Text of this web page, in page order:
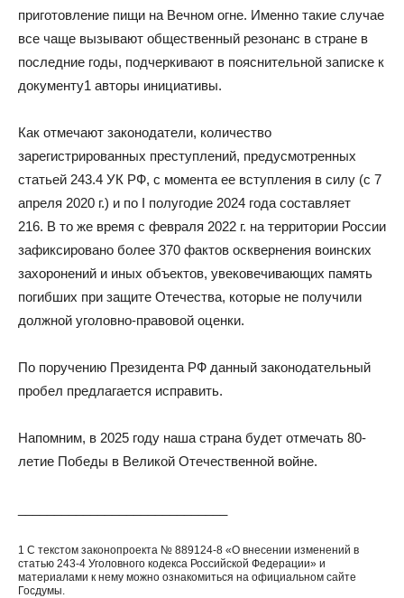
приготовление пищи на Вечном огне. Именно такие случае
все чаще вызывают общественный резонанс в стране в
последние годы, подчеркивают в пояснительной записке к
документу1 авторы инициативы.
Как отмечают законодатели, количество
зарегистрированных преступлений, предусмотренных
статьей 243.4 УК РФ, с момента ее вступления в силу (с 7
апреля 2020 г.) и по I полугодие 2024 года составляет
216. В то же время с февраля 2022 г. на территории России
зафиксировано более 370 фактов осквернения воинских
захоронений и иных объектов, увековечивающих память
погибших при защите Отечества, которые не получили
должной уголовно-правовой оценки.
По поручению Президента РФ данный законодательный
пробел предлагается исправить.
Напомним, в 2025 году наша страна будет отмечать 80-
летие Победы в Великой Отечественной войне.
1 С текстом законопроекта № 889124-8 «О внесении изменений в
статью 243-4 Уголовного кодекса Российской Федерации» и
материалами к нему можно ознакомиться на официальном сайте
Госдумы.